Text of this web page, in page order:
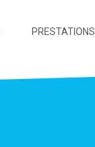
PRESTATIONS